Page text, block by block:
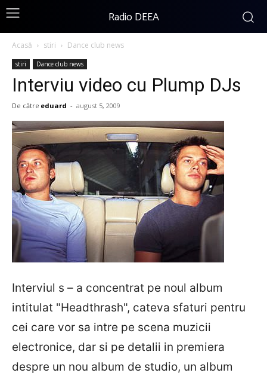
Radio DEEA
Acasă stiri Dance club news
stiri Dance club news
Interviu video cu Plump DJs
De către eduard - august 5, 2009
Interviul s – a concentrat pe noul album
intitulat "Headthrash", cateva sfaturi pentru
cei care vor sa intre pe scena muzicii
electronice, dar si pe detalii in premiera
despre un nou album de studio, un album